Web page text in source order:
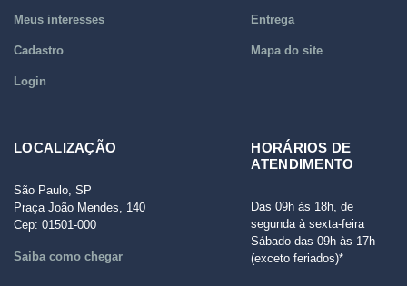
Meus interesses
Cadastro
Login
Entrega
Mapa do site
LOCALIZAÇÃO
São Paulo, SP
Praça João Mendes, 140
Cep: 01501-000
Saiba como chegar
HORÁRIOS DE
ATENDIMENTO
Das 09h às 18h, de
segunda à sexta-feira
Sábado das 09h às 17h
(exceto feriados)*